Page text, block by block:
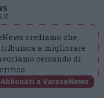
crediamo che
a migliorare
cercando di
Abbonati a VareseNews